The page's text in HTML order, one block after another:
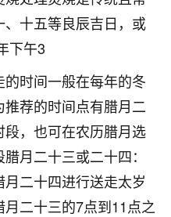
十五等良辰吉日，或
下午3
时间一般在每年的冬
荐的时间点有腊月二
，也可在农历腊月选
月二十三或二十四：
二十四进行送走太岁
二十三的7点到11点之
上学，一说她就要死要活
，朋友给我推荐的慧来老
，这半年来，法事一个个
样，不期望她能考多好的
书读了，身体心理都健健
啊！
16